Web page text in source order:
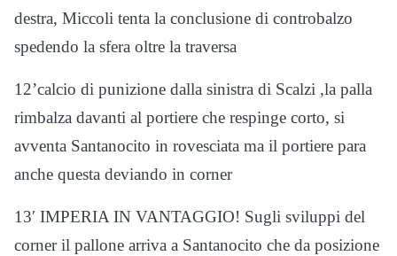
destra, Miccoli tenta la conclusione di controbalzo
spedendo la sfera oltre la traversa
12’calcio di punizione dalla sinistra di Scalzi ,la palla
rimbalza davanti al portiere che respinge corto, si
avventa Santanocito in rovesciata ma il portiere para
anche questa deviando in corner
13′ IMPERIA IN VANTAGGIO! Sugli sviluppi del
corner il pallone arriva a Santanocito che da posizione